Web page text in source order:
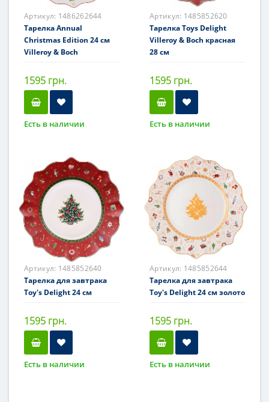
Артикул: 1486262644
Тарелка Annual
Christmas Edition 24 см
Villeroy & Boch
1595 грн.
Есть в наличии
Артикул: 1485852620
Тарелка Toys Delight
Villeroy & Boch красная
28 см
1595 грн.
Есть в наличии
Артикул: 1485852640
Тарелка для завтрака
Toy's Delight 24 см
1595 грн.
Есть в наличии
Артикул: 1485852644
Тарелка для завтрака
Toy's Delight 24 см золото
1595 грн.
Есть в наличии